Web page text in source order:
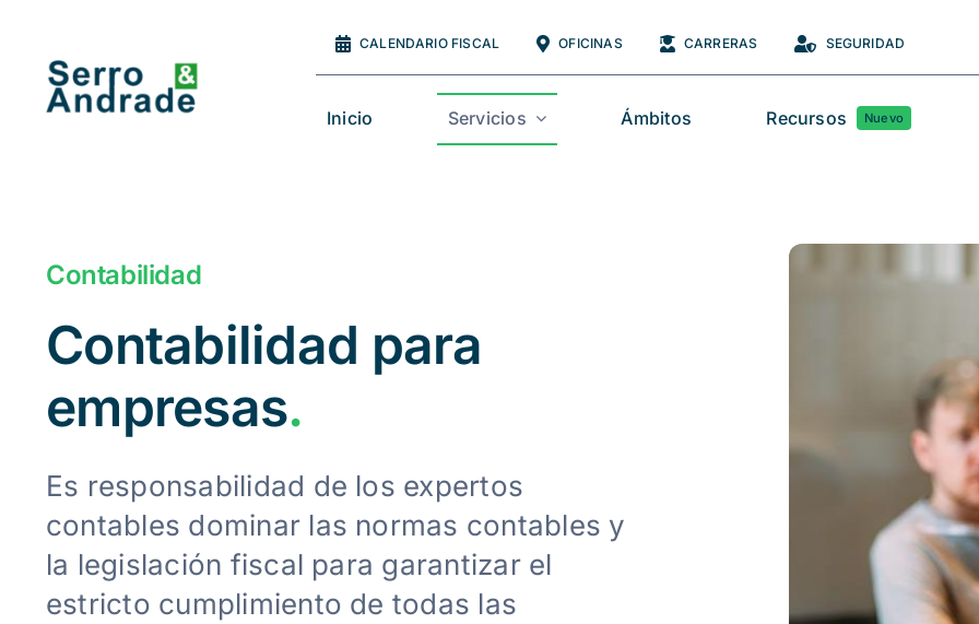
contenido
CALENDARIO FISCAL OFICINAS CARRERAS SEGURIDAD
Inicio Servicios Ámbitos Recursos Nuevo
Contabilidad
Contabilidad para
empresas.
Es responsabilidad de los expertos
contables dominar las normas contables y
la legislación fiscal para garantizar el
estricto cumplimiento de todas las